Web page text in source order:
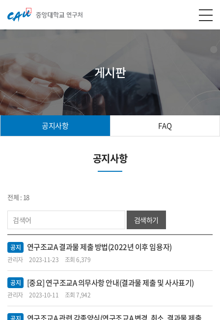
게시판
공지사항 FAQ
공지사항
전체 : 18
검색하기
공지 연구조교A 결과물 제출 방법(2022년 이후 임용자)
관리자 2023-11-23 조회 6,379
공지 [중요] 연구조교A 의무사항 안내(결과물 제출 및 사사표기)
관리자 2023-10-11 조회 7,942